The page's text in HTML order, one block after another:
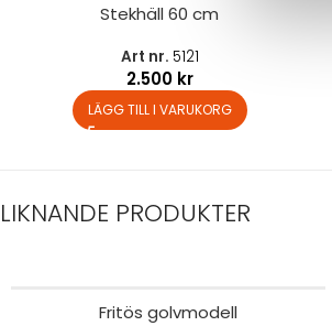
Stekhäll 60 cm
Art nr. 5121
2.500 kr
LÄGG TILL I VARUKORG
LIKNANDE PRODUKTER
Fritös golvmodell